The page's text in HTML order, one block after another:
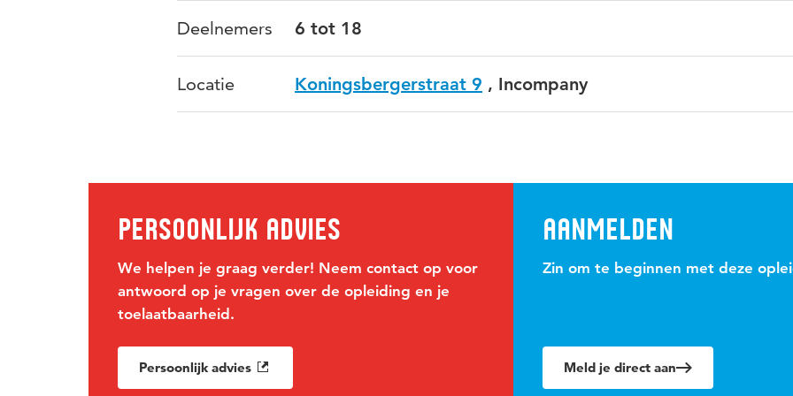
Deelnemers 6 tot 18
Locatie Koningsbergerstraat 9 , Incompany
Persoonlijk advies
We helpen je graag verder! Neem contact op voor
antwoord op je vragen over de opleiding en je
toelaatbaarheid.
Persoonlijk advies
Aanmelden
Zin om te beginnen met deze
Meld je direct aan